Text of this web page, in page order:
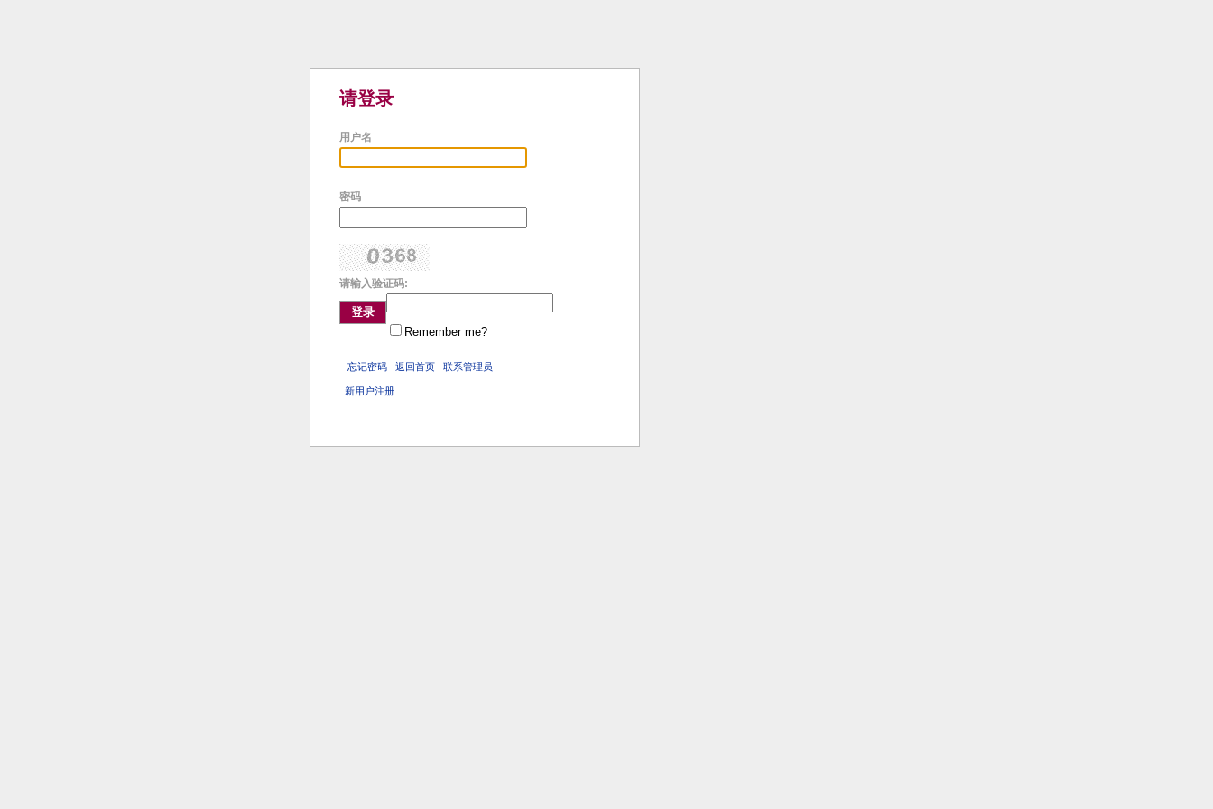
请登录
用户名
密码
请输入验证码:
登录
Remember me?
忘记密码 返回首页 联系管理员
新用户注册